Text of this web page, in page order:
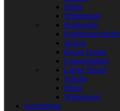
Shirts
Wintersport
Bademode
Funktionswäsche
Jacken
Kurze Hosen
Langarmshirts
Lange Hosen
Schuhe
Shirts
Wintersport
Ausrüstung